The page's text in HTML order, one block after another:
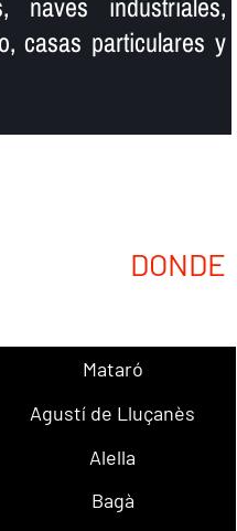
casas particulares y
DONDE
Mataró
Agustí de Lluçanès
Alella
Bagà